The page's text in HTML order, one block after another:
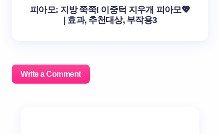
피아모: 지방 쭉쭉! 이중턱 지우개 피아모💖
| 효과, 추천대상, 부작용3
Write a Comment